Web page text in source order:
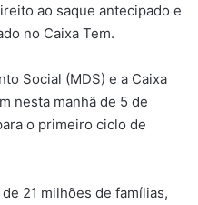
ao saque antecipado e
no Caixa Tem.
Social (MDS) e a Caixa
nesta manhã de 5 de
o primeiro ciclo de
21 milhões de famílias,